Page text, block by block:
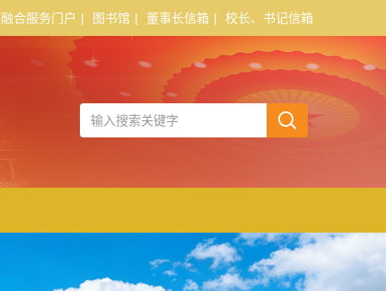
融合服务门户 | 图书馆 | 董事长信箱 | 校长、书记信箱